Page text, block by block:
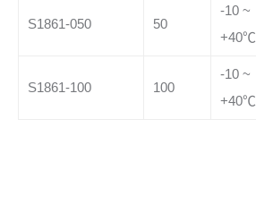
S1861-050 50
-10 ~
+40℃
S1861-100 100
-10 ~
+40℃